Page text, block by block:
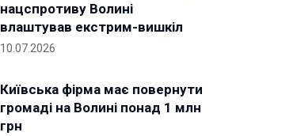
нацспротиву Волині
влаштував екстрим-вишкіл
10.07.2026
Київська фірма має повернути
громаді на Волині понад 1 млн
грн